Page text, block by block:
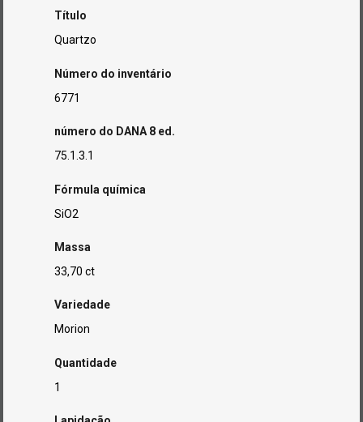
Título
Quartzo
Número do inventário
6771
número do DANA 8 ed.
75.1.3.1
Fórmula química
SiO2
Massa
33,70 ct
Variedade
Morion
Quantidade
1